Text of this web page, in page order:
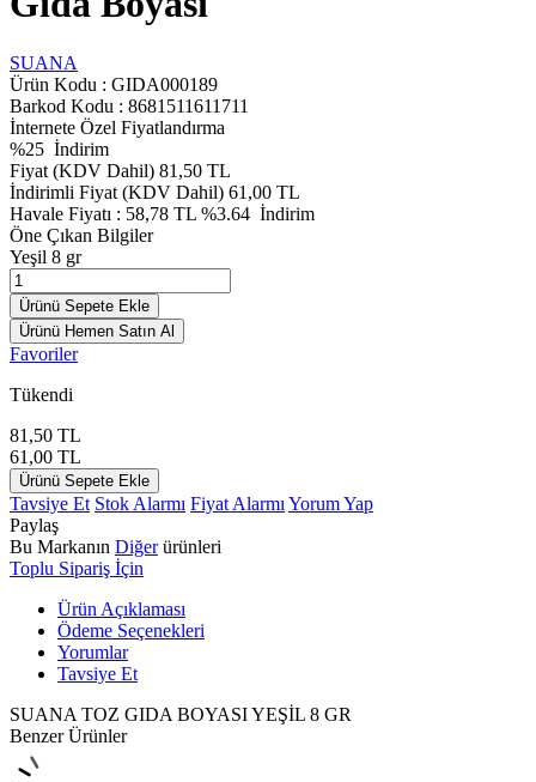
SUANA
Ürün Kodu : GIDA000189
Barkod Kodu : 8681511611711
İnternete Özel Fiyatlandırma
%25 İndirim
Fiyat (KDV Dahil) 81,50 TL
İndirimli Fiyat (KDV Dahil) 61,00 TL
Havale Fiyatı : 58,78 TL %3.64 İndirim
Öne Çıkan Bilgiler
Yeşil 8 gr
Ürünü Sepete Ekle
Ürünü Hemen Satın Al
Favoriler
Tükendi
81,50 TL
61,00 TL
Ürünü Sepete Ekle
Tavsiye Et Stok Alarmı Fiyat Alarmı Yorum Yap
Paylaş
Bu Markanın Diğerürünleri
Toplu Sipariş İçin
Ürün Açıklaması
Ödeme Seçenekleri
Yorumlar
Tavsiye Et
SUANA TOZ GIDA BOYASI YEŞİL 8 GR
Benzer Ürünler